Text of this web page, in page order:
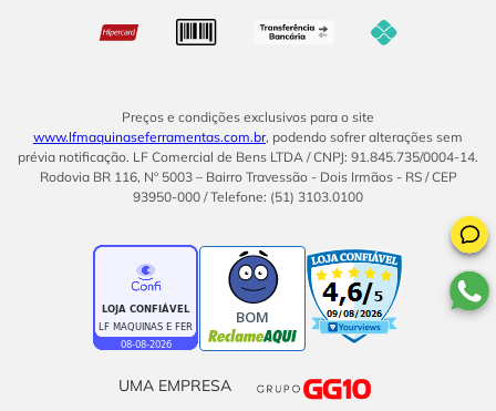
Preços e condições exclusivos para o site
www.lfmaquinaseferramentas.com.br, podendo sofrer alterações sem
prévia notificação. LF Comercial de Bens LTDA / CNPJ: 91.845.735/0004-14.
Rodovia BR 116, Nº 5003 – Bairro Travessão - Dois Irmãos - RS / CEP
93950-000 / Telefone: (51) 3103.0100
BOM
UMA EMPRESA